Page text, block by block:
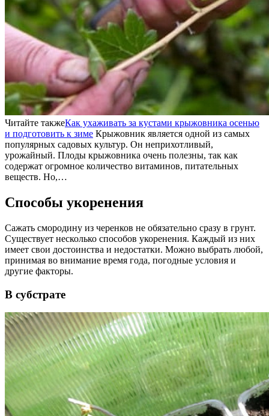
Читайте такжеКак ухаживать за кустами крыжовника осенью
и подготовить к зиме Крыжовник является одной из самых
популярных садовых культур. Он неприхотливый,
урожайный. Плоды крыжовника очень полезны, так как
содержат огромное количество витаминов, питательных
веществ. Но,…
Способы укоренения
Сажать смородину из черенков не обязательно сразу в грунт.
Существует несколько способов укоренения. Каждый из них
имеет свои достоинства и недостатки. Можно выбрать любой,
принимая во внимание время года, погодные условия и
другие факторы.
В субстрате